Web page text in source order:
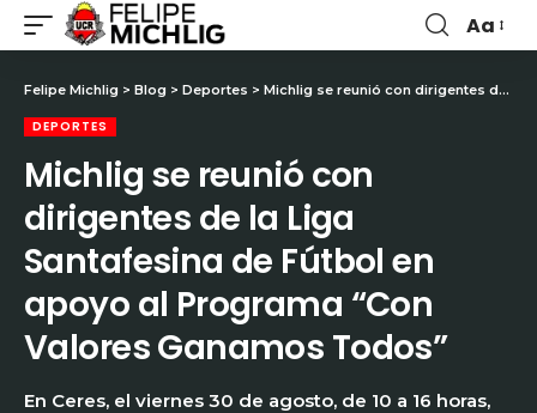
Aa
Felipe Michlig > Blog > Deportes > Michlig se reunió con dirigentes de la Liga Santafesina de Fútbol en apoyo al Programa “Con Valores Ganamos Todos”
DEPORTES
Michlig se reunió con
dirigentes de la Liga
Santafesina de Fútbol en
apoyo al Programa “Con
Valores Ganamos Todos”
En Ceres, el viernes 30 de agosto, de 10 a 16 horas,